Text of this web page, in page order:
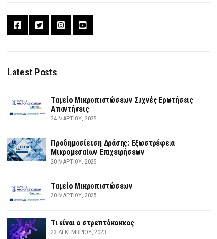
Latest Posts
Ταμείο Μικροπιστώσεων Συχνές Ερωτήσεις
Απαντήσεις
24 ΜΑΡΤΊΟΥ, 2025
Προδημοσίευση Δράσης: Εξωστρέφεια
Μικρομεσαίων Επιχειρήσεων
20 ΜΑΡΤΊΟΥ, 2025
Ταμείο Μικροπιστώσεων
20 ΜΑΡΤΊΟΥ, 2025
Τι είναι ο στρεπτόκοκκος
23 ΔΕΚΕΜΒΡΊΟΥ, 2023